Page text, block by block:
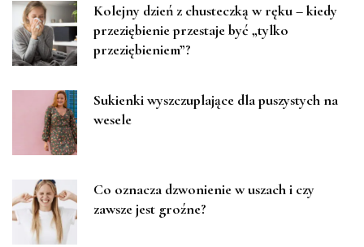
Kolejny dzień z chusteczką w ręku – kiedy
przeziębienie przestaje być „tylko
przeziębieniem”?
Sukienki wyszczuplające dla puszystych na
wesele
Co oznacza dzwonienie w uszach i czy
zawsze jest groźne?